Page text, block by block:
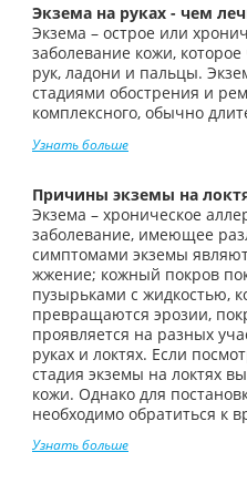
Экзема на руках - чем
Экзема – острое или
заболевание кожи,
рук, ладони и пальцы.
стадиями обострения и
комплексного, обычно
Узнать больше
Причины экземы на
Экзема – хроническое
заболевание, имеющее
симптомами экземы
жжение; кожный покров
пузырьками с жидкостью,
превращаются эрозии,
проявляется на разных
руках и локтях. Если
стадия экземы на локтях
кожи. Однако для
необходимо обратиться к
Узнать больше